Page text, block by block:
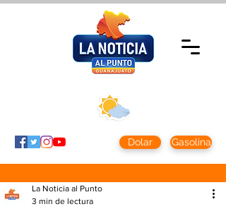
Dolar Gasolina
La Noticia al Punto
3 min de lectura